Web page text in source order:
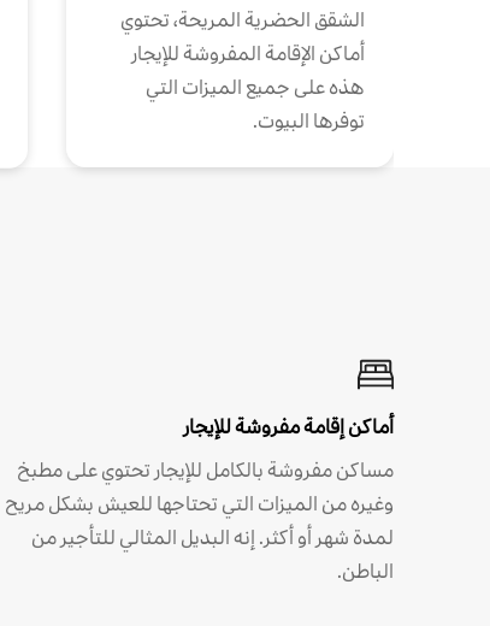
الشقق الحضرية المريحة، تحتوي
أماكن الإقامة المفروشة للإيجار
هذه على جميع الميزات التي
توفرها البيوت.
أماكن إقامة مفروشة للإيجار
مساكن مفروشة بالكامل للإيجار تحتوي على مطبخ
وغيره من الميزات التي تحتاجها للعيش بشكل مريح
لمدة شهر أو أكثر. إنه البديل المثالي للتأجير من
الباطن.